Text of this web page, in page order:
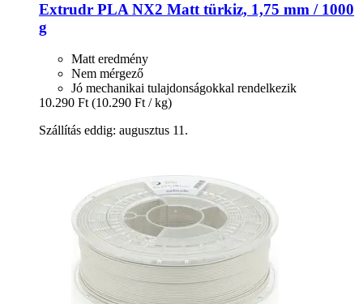
Extrudr PLA NX2 Matt türkiz, 1,75 mm / 1000
g
Matt eredmény
Nem mérgező
Jó mechanikai tulajdonságokkal rendelkezik
10.290 Ft (10.290 Ft / kg)
Szállítás eddig: augusztus 11.